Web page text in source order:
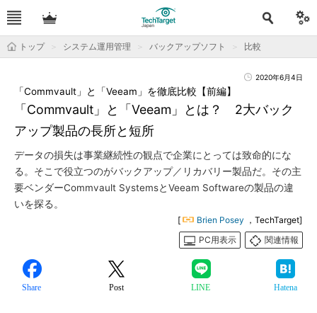
トップ システム運用管理 バックアップソフト 比較
2020年6月4日
「Commvault」と「Veeam」とは？ 2大バック
アップ製品の長所と短所
「Commvault」と「Veeam」を徹底比較【前編】
データの損失は事業継続性の観点で企業にとっては致命的にな
る。そこで役立つのがバックアップ／リカバリー製品だ。その主
要ベンダーCommvault SystemsとVeeam Softwareの製品の違
いを探る。
[ Brien Posey ，TechTarget]
PC用表示
関連情報
Share Post LINE Hatena